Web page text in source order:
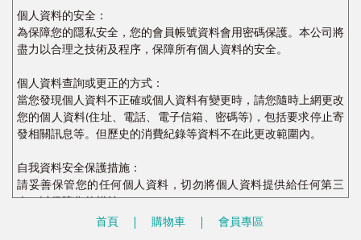
個人資料的安全：
為保障您的隱私安全，您的會員帳號資料會用密碼保護。本公司將
盡力以合理之技術及程序，保障所有個人資料的安全。
個人資料查詢或更正的方式：
當您發現個人資料不正確或個人資料有變更時，請您隨時上網更改
您的個人資料(住址、電話、電子信箱、密碼等)，包括要求停止寄
發相關訊息等。但歷史的消費紀錄等資料不在此更改範圍內。
自我資料安全保護措施：
請妥善保管您的任何個人資料，切勿將個人資料提供給任何第三
並提醒您，您自願於網際網路上（如在討論區、留言板、聊天區..
首頁 購物車
會員專區